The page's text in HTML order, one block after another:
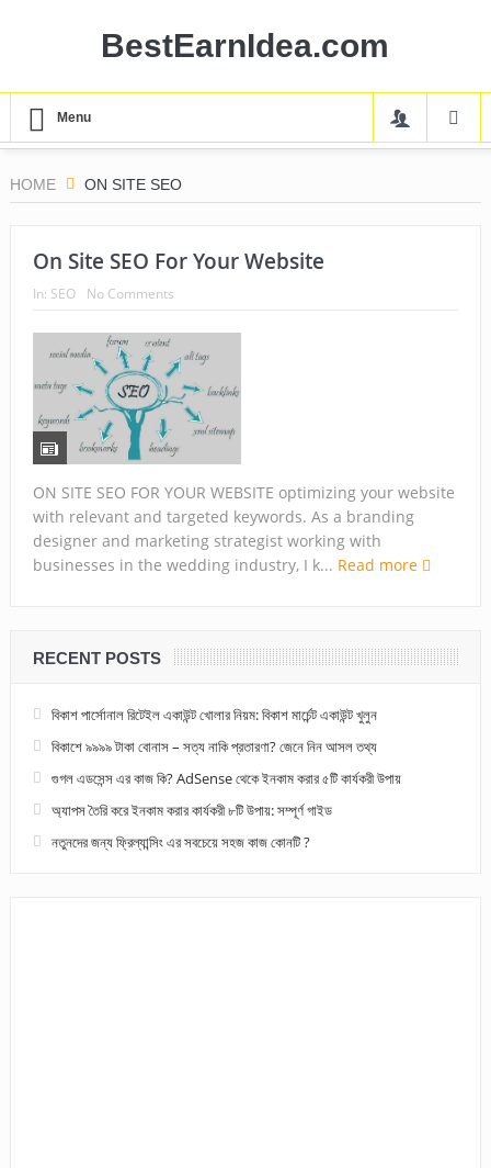
BestEarnIdea.com
Menu
HOME ON SITE SEO
On Site SEO For Your Website
In: SEO No Comments
ON SITE SEO FOR YOUR WEBSITE optimizing your website
with relevant and targeted keywords. As a branding
designer and marketing strategist working with
businesses in the wedding industry, I k... Read more
RECENT POSTS
বিকাশ পার্সোনাল রিটেইল একাউন্ট খোলার নিয়ম: বিকাশ মার্চেন্ট একাউন্ট খুলুন
বিকাশে ৯৯৯৯ টাকা বোনাস – সত্য নাকি প্রতারণা? জেনে নিন আসল তথ্য
গুগল এডসেন্স এর কাজ কি? AdSense থেকে ইনকাম করার ৫টি কার্যকরী উপায়
অ্যাপস তৈরি করে ইনকাম করার কার্যকরী ৮টি উপায়: সম্পূর্ণ গাইড
নতুনদের জন্য ফ্রিল্যান্সিং এর সবচেয়ে সহজ কাজ কোনটি ?